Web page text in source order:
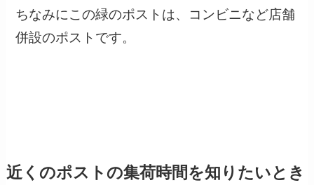
ちなみにこの緑のポストは、コンビニなど店舗
併設のポストです。
近くのポストの集荷時間を知りたいとき